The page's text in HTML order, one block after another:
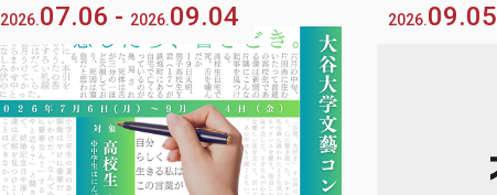
2026.07.06 2026.09.04 2026.09.05